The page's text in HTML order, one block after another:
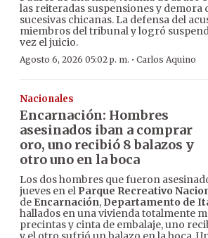
las reiteradas suspensiones y demora
sucesivas chicanas. La defensa del
miembros del tribunal y logró
vez el juicio.
Agosto 6, 2026 05:02 p. m. · Carlos Aquino
Nacionales
Encarnación: Hombres
asesinados iban a comprar
oro, uno recibió 8 balazos y
otro uno en la boca
Los dos hombres que fueron
jueves en el Parque Recreativo
de Encarnación, Departamento de
hallados en una vivienda totalmente
precintas y cinta de embalaje, uno